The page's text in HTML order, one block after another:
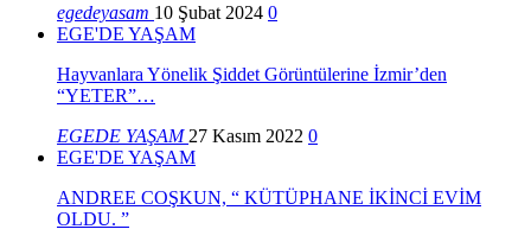
egedeyasam 10 Şubat 2024 0
EGE'DE YAŞAM
Hayvanlara Yönelik Şiddet Görüntülerine İzmir’den
“YETER”…
EGEDE YAŞAM 27 Kasım 2022 0
EGE'DE YAŞAM
ANDREE COŞKUN, “ KÜTÜPHANE İKİNCİ EVİM
OLDU. ”